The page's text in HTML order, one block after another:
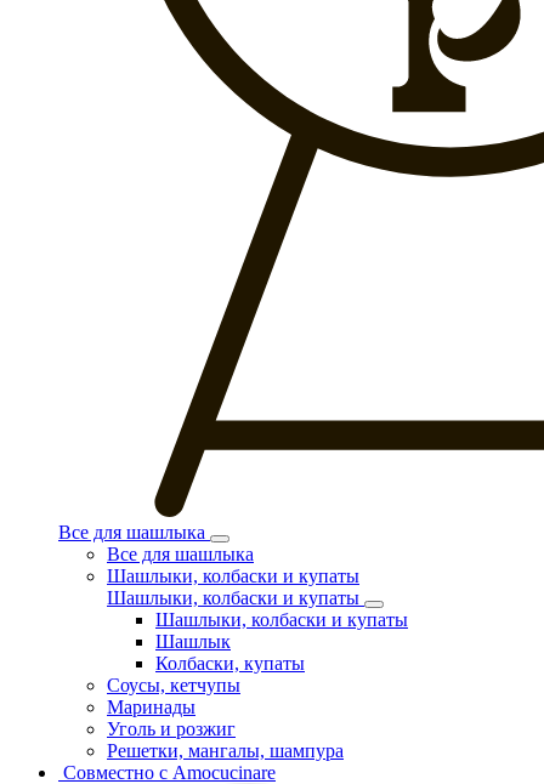
Все для шашлыка
Все для шашлыка
Шашлыки, колбаски и купаты
Шашлыки, колбаски и купаты
Шашлыки, колбаски и купаты
Шашлык
Колбаски, купаты
Соусы, кетчупы
Маринады
Уголь и розжиг
Решетки, мангалы, шампура
Совместно с Amocucinare